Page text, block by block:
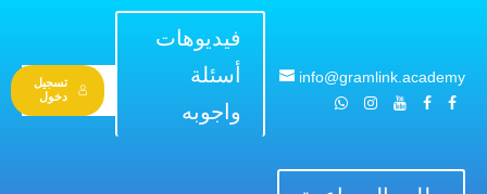
info@gramlink.academy
فيديوهات
أسئلة
واجوبه
تسجيل
دخول